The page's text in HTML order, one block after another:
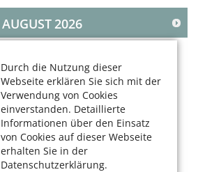
Durch die Nutzung dieser
Webseite erklären Sie sich mit der
Verwendung von Cookies
einverstanden. Detaillierte
Informationen über den Einsatz
von Cookies auf dieser Webseite
erhalten Sie in der
Datenschutzerklärung.
AUGUST 2026
5 6 7
12 13 14 15
19 20 21 22
26 27 28